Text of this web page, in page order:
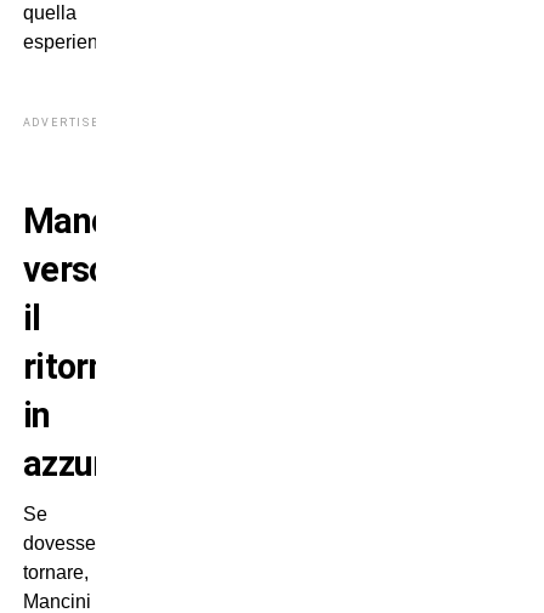
quella
esperienza.
ADVERTISEMENT
Mancini
verso
il
ritorno
in
azzurro
Se
dovesse
tornare,
Mancini